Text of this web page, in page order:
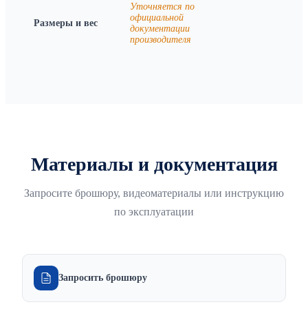
Размеры и вес
Уточняется по
официальной
документации
производителя
Материалы и документация
Запросите брошюру, видеоматериалы или инструкцию
по эксплуатации
Запросить брошюру